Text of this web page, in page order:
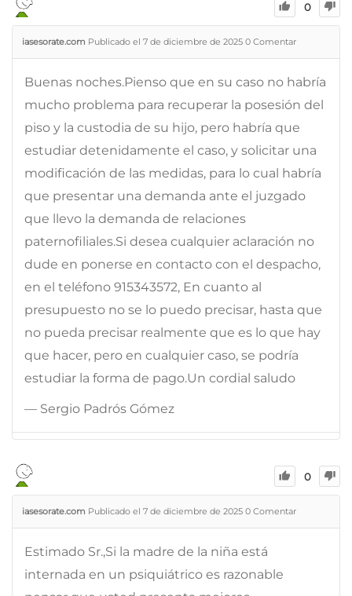
0
iasesorate.com Publicado el 7 de diciembre de 2025 0 Comentar
Buenas noches.Pienso que en su caso no habría
mucho problema para recuperar la posesión del
piso y la custodia de su hijo, pero habría que
estudiar detenidamente el caso, y solicitar una
modificación de las medidas, para lo cual habría
que presentar una demanda ante el juzgado
que llevo la demanda de relaciones
paternofiliales.Si desea cualquier aclaración no
dude en ponerse en contacto con el despacho,
en el teléfono 915343572, En cuanto al
presupuesto no se lo puedo precisar, hasta que
no pueda precisar realmente que es lo que hay
que hacer, pero en cualquier caso, se podría
estudiar la forma de pago.Un cordial saludo
— Sergio Padrós Gómez
0
iasesorate.com Publicado el 7 de diciembre de 2025 0 Comentar
Estimado Sr.,Si la madre de la niña está
internada en un psiquiátrico es razonable